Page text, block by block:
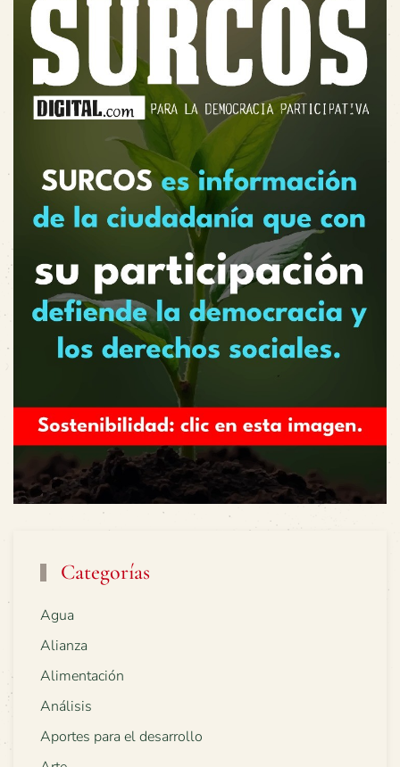
Categorías
Agua
Alianza
Alimentación
Análisis
Aportes para el desarrollo